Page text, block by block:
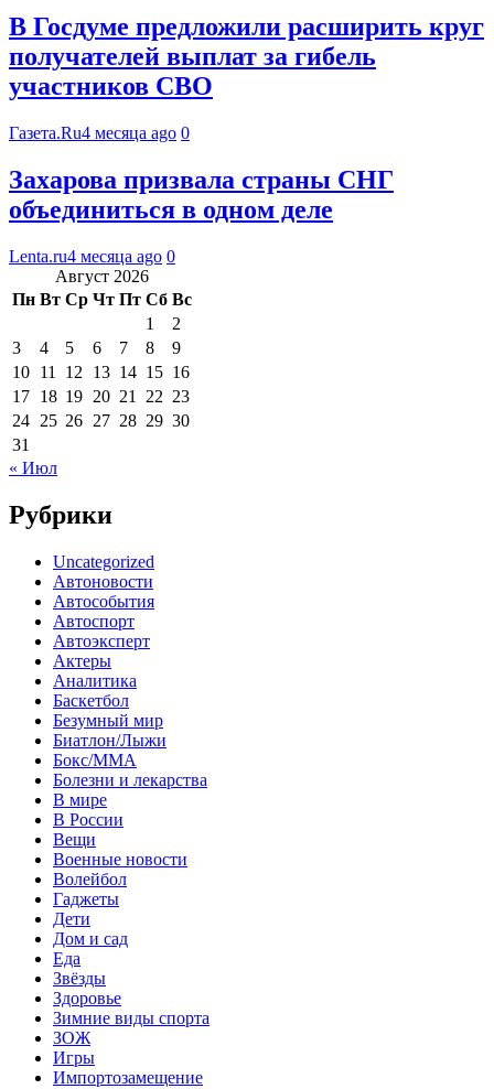
В Госдуме предложили расширить круг
получателей выплат за гибель
участников СВО
Газета.Ru4 месяца ago 0
Захарова призвала страны СНГ
объединиться в одном деле
Lenta.ru4 месяца ago 0
Август 2026
Пн Вт Ср Чт Пт Сб Вс
1
2
3
4 5 6 7 8
9
10 11 12 13 14 15 16
17 18 19 20 21 22 23
24 25 26 27 28 29 30
31
« Июл
Рубрики
Uncategorized
Автоновости
Автособытия
Автоспорт
Автоэксперт
Актеры
Аналитика
Баскетбол
Безумный мир
Биатлон/Лыжи
Бокс/MMA
Болезни и лекарства
В мире
В России
Вещи
Военные новости
Волейбол
Гаджеты
Дети
Дом и сад
Еда
Звёзды
Здоровье
Зимние виды спорта
ЗОЖ
Игры
Импортозамещение